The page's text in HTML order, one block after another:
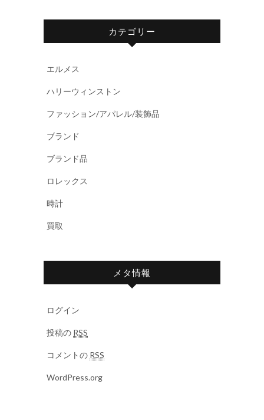
カテゴリー
エルメス
ハリーウィンストン
ファッション/アパレル/装飾品
ブランド
ブランド品
ロレックス
時計
買取
メタ情報
ログイン
投稿の RSS
コメントの RSS
WordPress.org